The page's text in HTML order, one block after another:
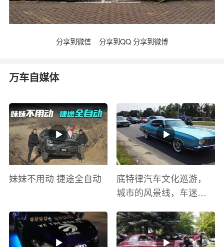
分享到微信 分享到QQ 分享到微博
万车自媒体
妹妹不用动 捷途全自动
底特律汽车文化巡游，
城市的风景线，车迷的